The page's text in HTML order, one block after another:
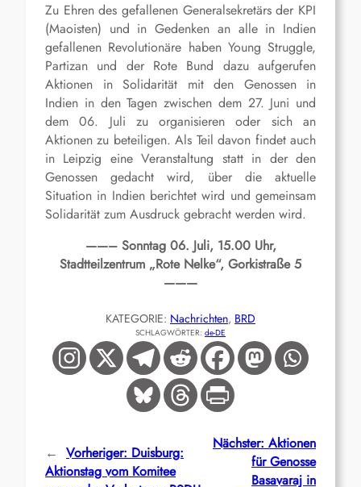
Zu Ehren des gefallenen Generalsekretärs der KPI
(Maoisten) und in Gedenken an alle in Indien
gefallenen Revolutionäre haben Young Struggle,
Partizan und der Rote Bund dazu aufgerufen
Aktionen in Solidarität mit den Genossen in
Indien in den Tagen zwischen dem 27. Juni und
dem 06. Juli zu organisieren oder sich an
Aktionen zu beteiligen. Als Teil davon findet auch
in Leipzig eine Veranstaltung statt in der den
Genossen gedacht wird, über die aktuelle
Situation in Indien berichtet wird und gemeinsam
Solidarität zum Ausdruck gebracht werden wird.
——– Sonntag 06. Juli, 15.00 Uhr,
Stadtteilzentrum „Rote Nelke“, Gorkistraße 5
———
KATEGORIE: Nachrichten, BRD
SCHLAGWÖRTER: de-DE
← Vorheriger: Duisburg:
Aktionstag vom Komitee
Nächster: Aktionen
für Genosse
Basavaraj in